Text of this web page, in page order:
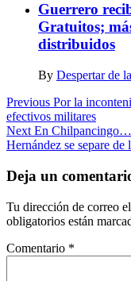
Guerrero
Gratuitos;
distribuidos
By Despertar de
Post
navigation
Previous Por la
efectivos militares
Next En Chilpancingo…
Hernández se separe de
Deja un
Tu dirección de correo
obligatorios están
Comentario *